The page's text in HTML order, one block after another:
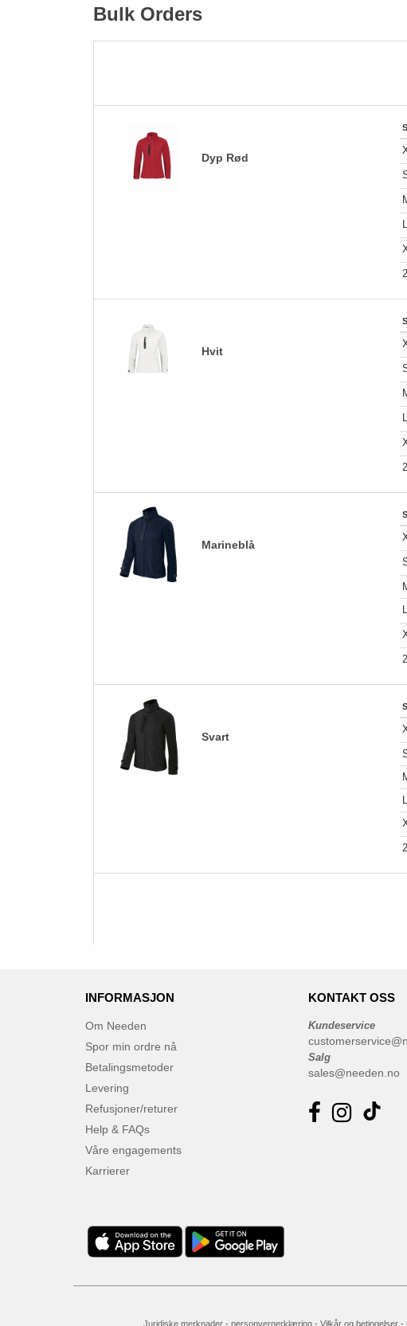
Bulk Orders
Dyp Rød
L
Hvit
L
Marineblå
L
Svart
L
INFORMASJON
Om Needen
Spor min ordre nå
Betalingsmetoder
Levering
Refusjoner/returer
Help & FAQs
Våre engagements
Karrierer
KONTAKT OSS
Kundeservice
Salg
sales@needen.no
Juridiske merknader- personvernerklæring- Vilkår og betingelser-